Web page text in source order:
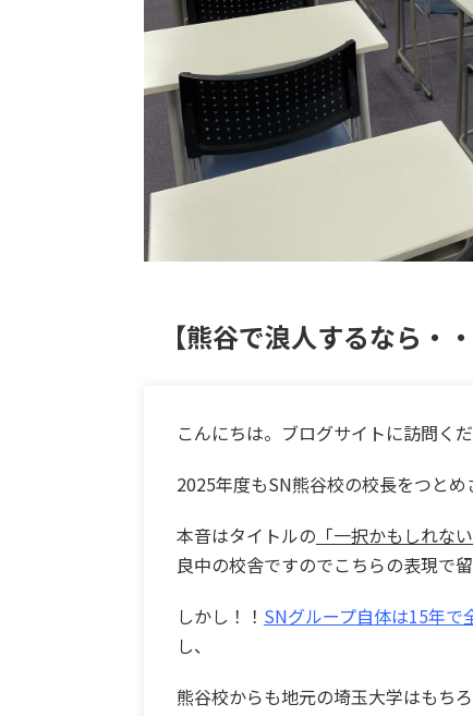
【熊谷で浪人するなら・
こんにちは。ブログサイトに訪問く
2025年度もSN熊谷校の校長をつとめ
本音はタイトルの 「一択かもしれない
良中の校舎ですのでこちらの表現で
しかし！！ SNグループ自体は15年
し、
熊谷校からも地元の埼玉大学はもちろ